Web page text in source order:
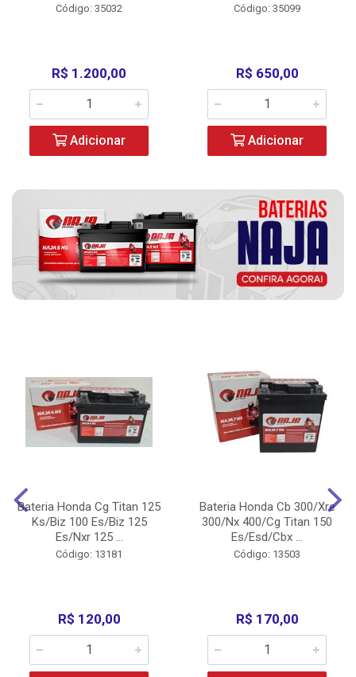
Código: 35032
R$ 1.200,00
Adicionar
Código: 35099
R$ 650,00
Adicionar
Bateria Honda Cg Titan 125
Ks/Biz 100 Es/Biz 125
Es/Nxr 125 ...
Código: 13181
R$ 120,00
Bateria Honda Cb 300/Xre
300/Nx 400/Cg Titan 150
Es/Esd/Cbx ...
Código: 13503
R$ 170,00